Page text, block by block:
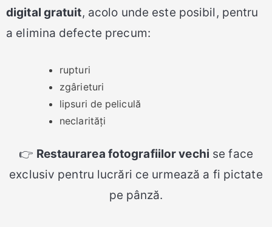
digital gratuit, acolo unde este posibil, pentru
a elimina defecte precum:
rupturi
zgârieturi
lipsuri de peliculă
neclarități
👉 Restaurarea fotografiilor vechi se face
exclusiv pentru lucrări ce urmează a fi pictate
pe pânză.